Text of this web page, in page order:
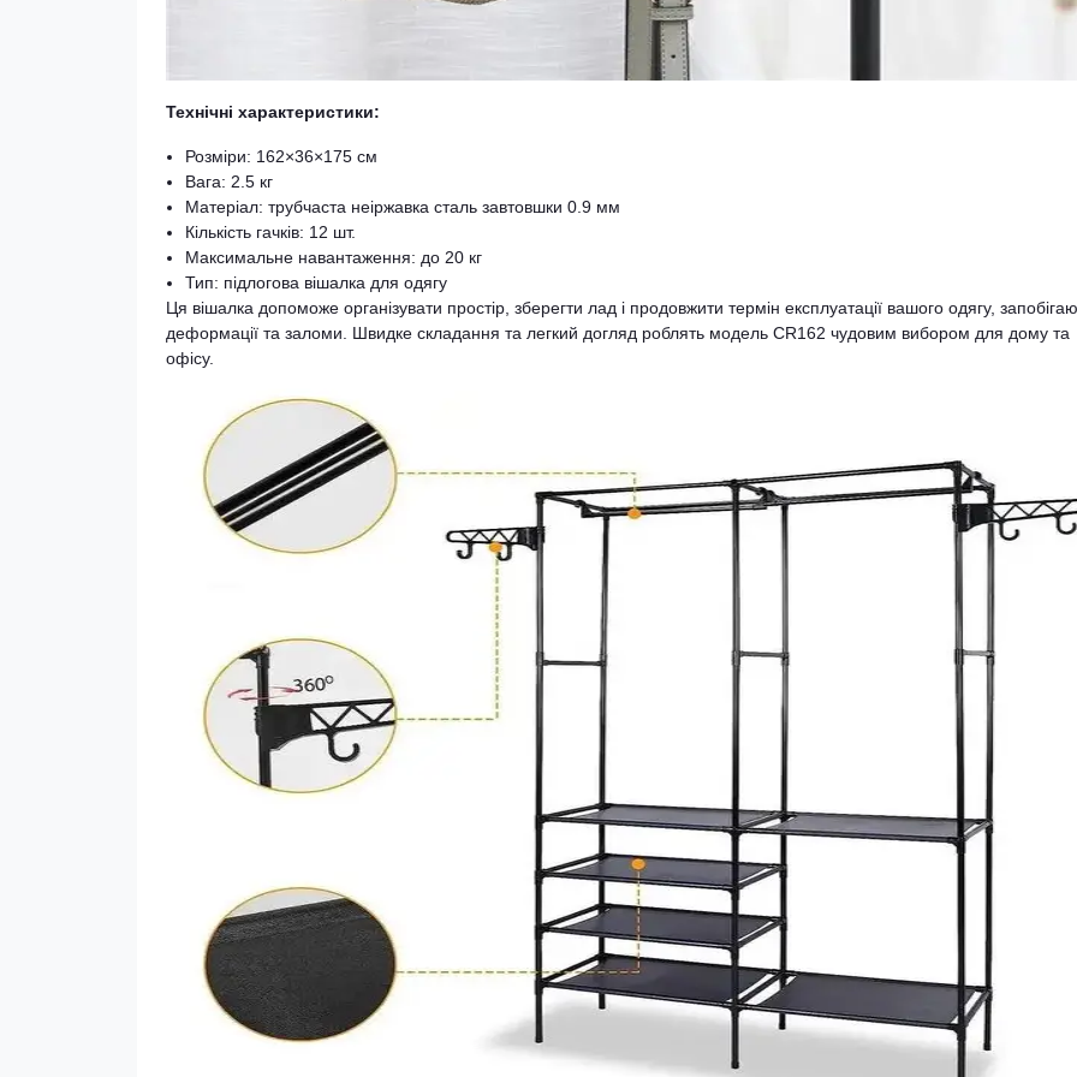
Технічні характеристики:
Розміри: 162×36×175 см
Вага: 2.5 кг
Матеріал: трубчаста неіржавка сталь завтовшки 0.9 мм
Кількість гачків: 12 шт.
Максимальне навантаження: до 20 кг
Тип: підлогова вішалка для одягу
Ця вішалка допоможе організувати простір, зберегти лад і продовжити термін експлуатації вашого одягу,
деформації та заломи. Швидке складання та легкий догляд роблять модель CR162 чудовим вибором для дому та
офісу.